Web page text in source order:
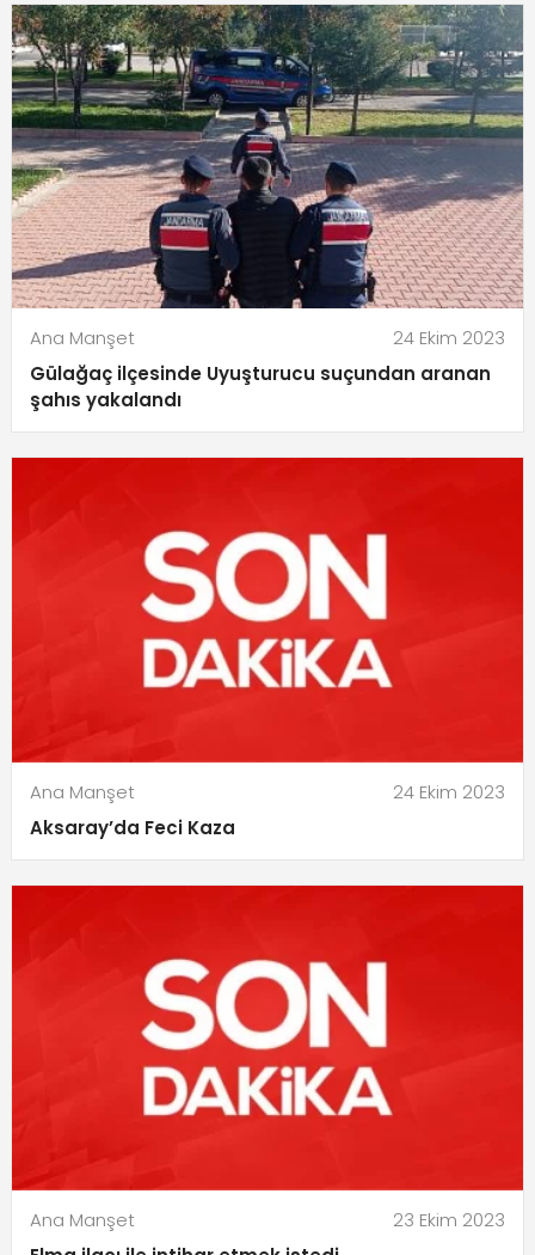
Ana Manşet
24 Ekim 2023
Gülağaç ilçesinde Uyuşturucu suçundan aranan
şahıs yakalandı
Ana Manşet
24 Ekim 2023
Aksaray’da Feci Kaza
Ana Manşet
23 Ekim 2023